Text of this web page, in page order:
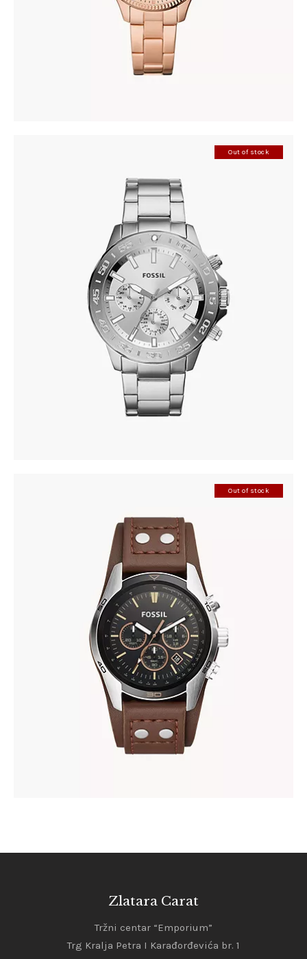
Out of stock
FOSSIL BQ2490
305.00 KM
Out of stock
FOSSIL CH2891
345.00 KM
Zlatara Carat
Tržni centar “Emporium”
Trg Kralja Petra I Karađorđevića br. 1